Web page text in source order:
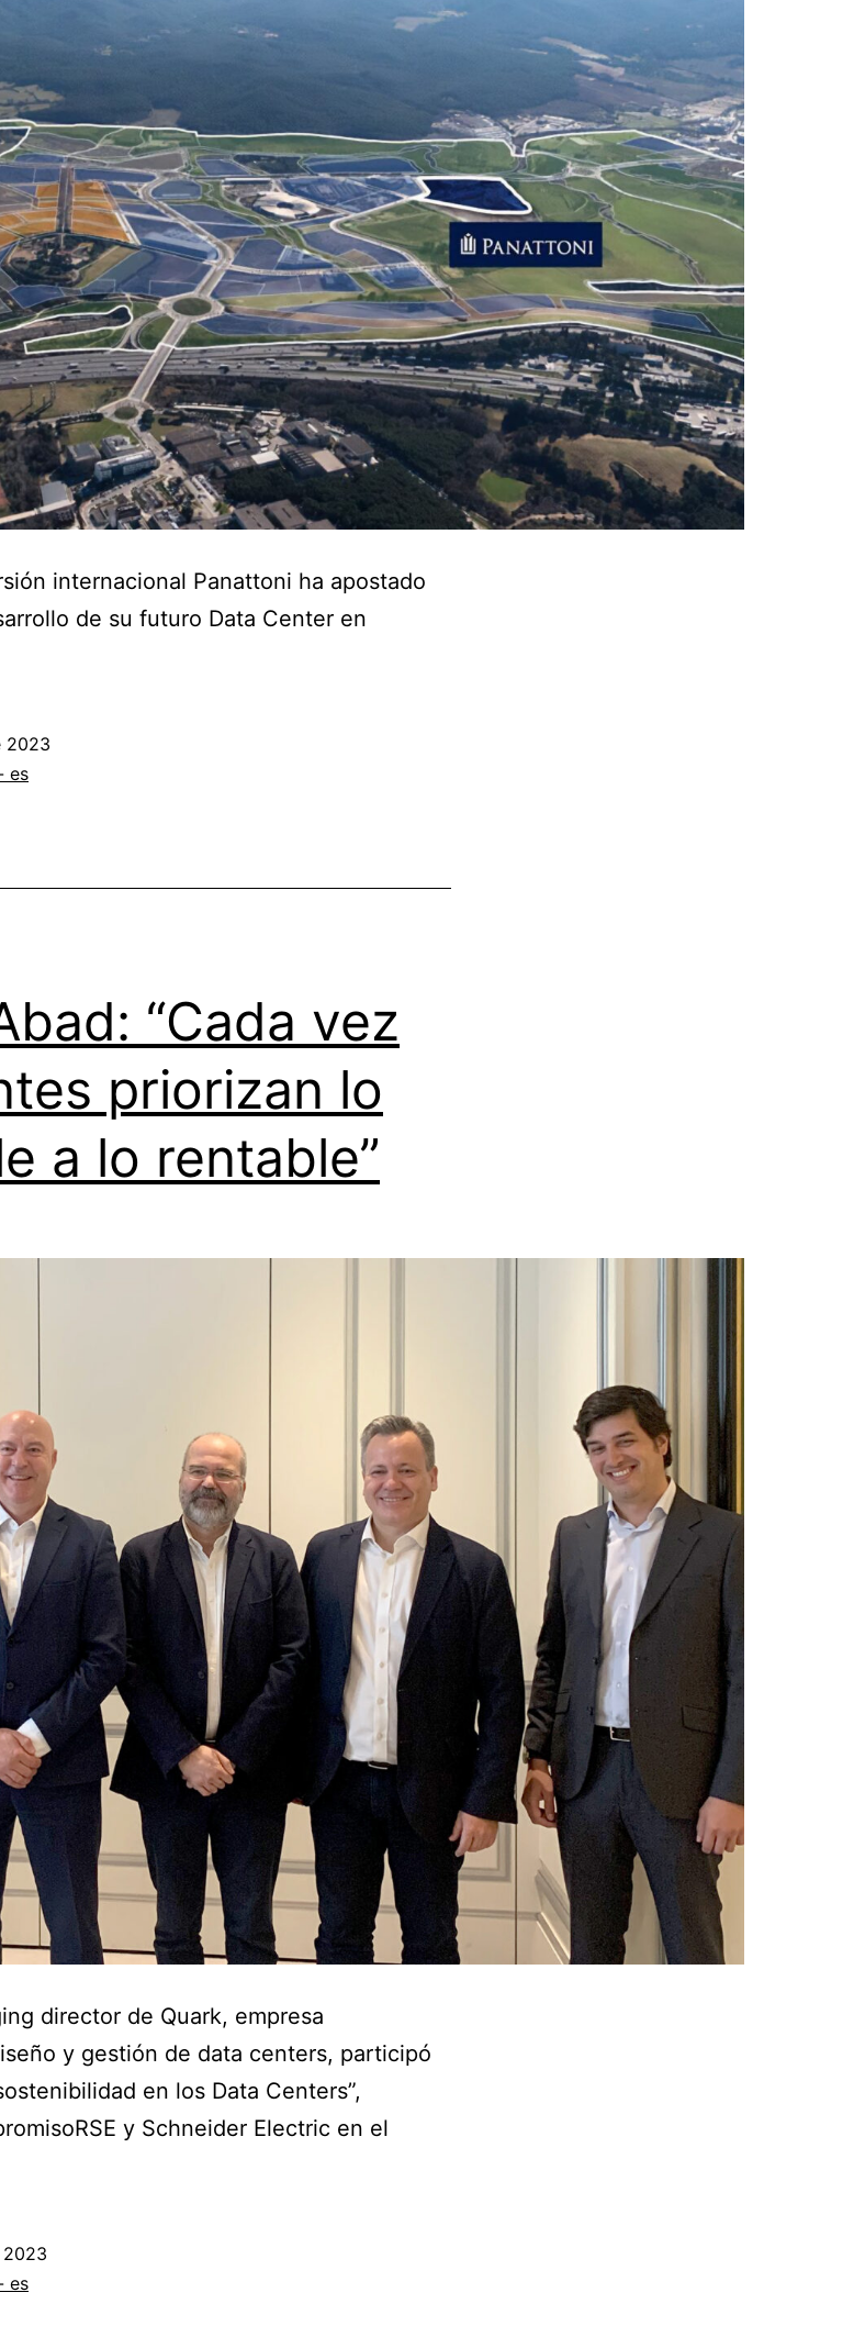
internacional Panattoni ha apostado
de su futuro Data Center en
2023
es
“Cada vez
priorizan lo
a lo rentable”
director de Quark, empresa
y gestión de data centers, participó
en los Data Centers”,
y Schneider Electric en el
2023
es